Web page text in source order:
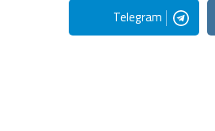
Telegram